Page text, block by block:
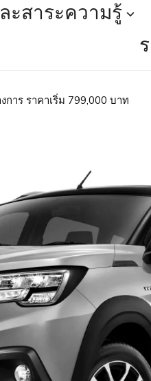
ะสาระความรู้
การ ราคาเริ่ม 799,000 บาท